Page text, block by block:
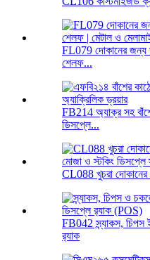
FL079 দোকানের জন্য
শেলফ...
FB214 অ্যাক্র সহ
ডিসপ্লে...
CL088 খুচরা দোকানের
FB042 স্ন্যাকস, চিপস
র‍্যাক